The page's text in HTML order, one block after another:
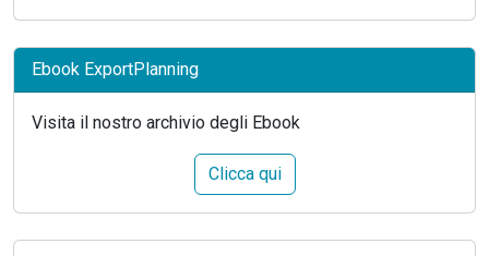
Ebook ExportPlanning
Visita il nostro archivio degli Ebook
Clicca qui